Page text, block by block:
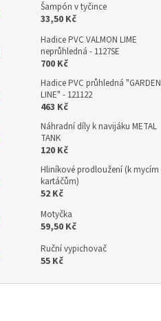
Šampón v tyčince
33,50 Kč
Hadice PVC VALMON LIME
neprůhledná - 1127SE
700 Kč
Hadice PVC průhledná "GARDEN
LINE" - 121122
463 Kč
Náhradní díly k navijáku METAL
TANK
120 Kč
Hliníkové prodloužení (k mycím
kartáčům)
52 Kč
Motyčka
59,50 Kč
Ruční vypichovač
55 Kč